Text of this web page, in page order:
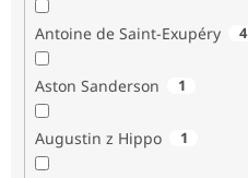
Antoine de Saint-Exupéry 4
Aston Sanderson 1
Augustin z Hippo 1